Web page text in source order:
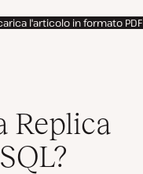
l'articolo in formato PDF
Replica